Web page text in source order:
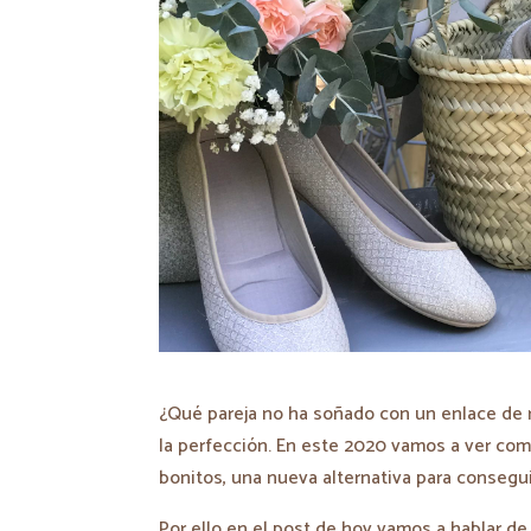
¿Qué pareja no ha soñado con un enlace
la perfección. En este 2020 vamos a ver
bonitos, una nueva alternativa para